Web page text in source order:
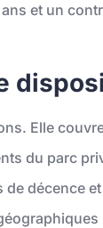
et un
Elle
du parc
décence